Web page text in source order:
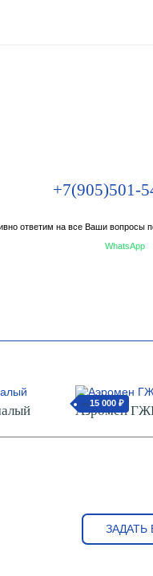
+7(905)501-
ответим на все Ваши вопросы
WhatsApp
от 15 000 ₽
Аэромен